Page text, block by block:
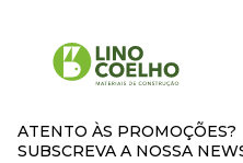
ATENTO ÀS PROMOÇÕES?
SUBSCREVA A NOSSA